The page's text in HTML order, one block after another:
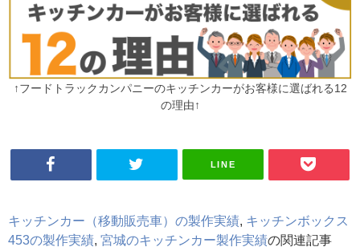
↑フードトラックカンパニーのキッチンカーがお客様に選ばれる12
の理由↑
LINE
キッチンカー（移動販売車）の製作実績 キッチンボックス
453の製作実績 宮城のキッチンカー製作実績の関連記事